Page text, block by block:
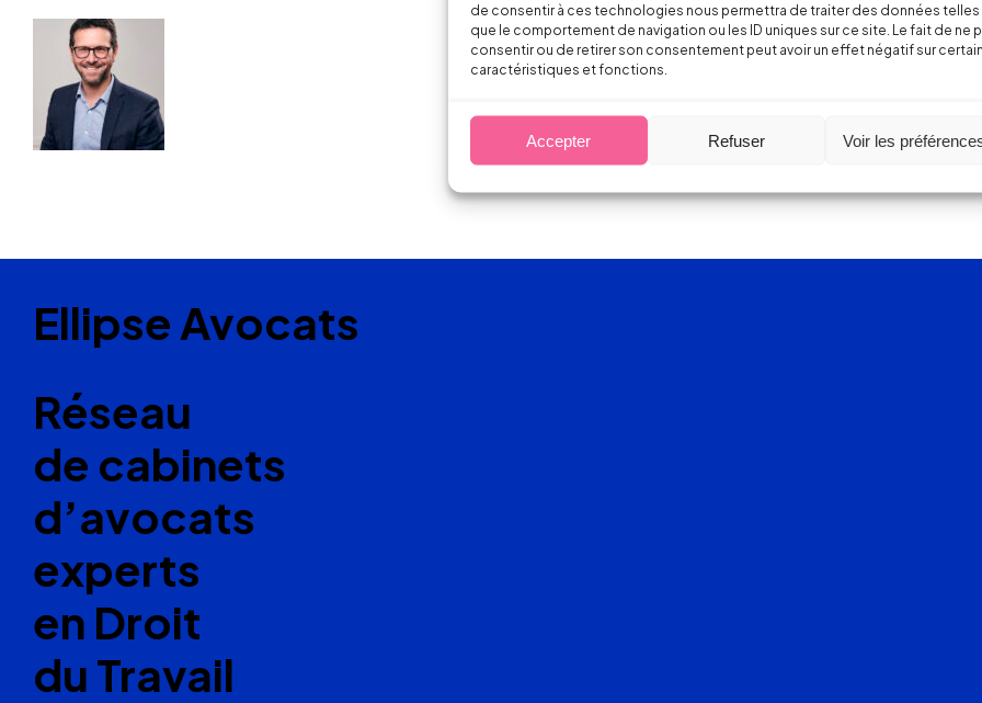
de consentir à ces technologies nous permettra de traiter des données telles
que le comportement de navigation ou les ID uniques sur ce site. Le fait de ne
consentir ou de retirer son consentement peut avoir un effet négatif sur
caractéristiques et fonctions.
Accepter Refuser Voir les
Ellipse Avocats
Réseau
de cabinets
d’avocats
experts
en Droit
du Travail